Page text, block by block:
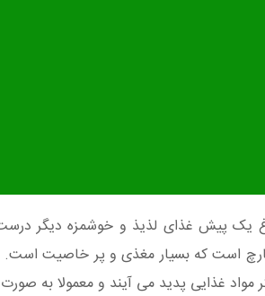
یک پیش غذای لذیذ و خوشمزه دیگر
قارچ است که بسیار مغذی و پر خاصیت است.
مواد غذایی پدید می آیند و معمولا به